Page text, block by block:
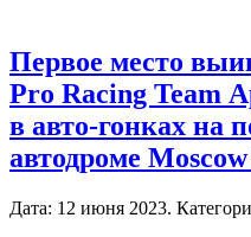
Первое место
Pro Racing Team
в авто-гонках на
автодроме
Дата: 12 июня 2023.